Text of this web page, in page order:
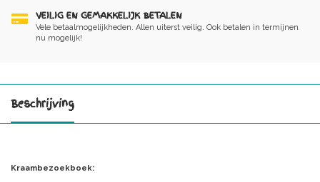
VEILIG EN GEMAKKELIJK BETALEN
Vele betaalmogelijkheden. Allen uiterst veilig. Ook betalen in termijnen
nu mogelijk!
Beschrijving
Kraambezoekboek: